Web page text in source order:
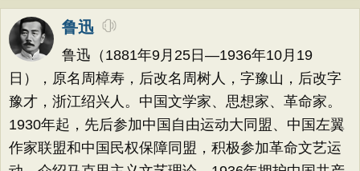
鲁迅
鲁迅（1881年9月25日—1936年10月19
日），原名周樟寿，后改名周树人，字豫山，后改字
豫才，浙江绍兴人。中国文学家、思想家、革命家。
1930年起，先后参加中国自由运动大同盟、中国左翼
作家联盟和中国民权保障同盟，积极参加革命文艺运